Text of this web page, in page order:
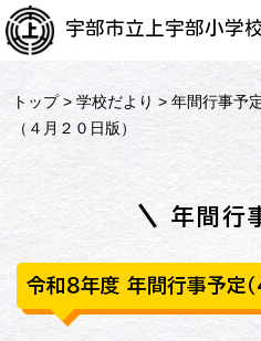
宇部市立上宇部小学
トップ>学校だより >年間行事予
（４月２０日版）
年間行
令和８年度 年間行事予定（